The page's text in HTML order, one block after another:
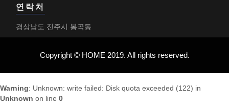
연락처
경상남도 진주시 봉곡동
Copyright © HOME 2019. All rights reserved.
Warning: Unknown: write failed: Disk quota exceeded (122) in
Unknown on line 0